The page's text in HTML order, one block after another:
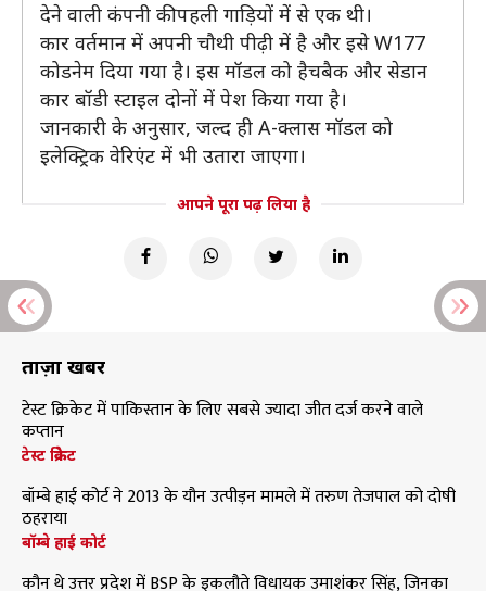
देने वाली कंपनी की पहली गाड़ियों में से एक थी।
कार वर्तमान में अपनी चौथी पीढ़ी में है और इसे W177
कोडनेम दिया गया है। इस मॉडल को हैचबैक और सेडान
कार बॉडी स्टाइल दोनों में पेश किया गया है।
जानकारी के अनुसार, जल्द ही A-क्लास मॉडल को
इलेक्ट्रिक वेरिएंट में भी उतारा जाएगा।
आपने पूरा पढ़ लिया है
ताज़ा खबरें
टेस्ट क्रिकेट में पाकिस्तान के लिए सबसे ज्यादा जीत दर्ज करने वाले
कप्तान
टेस्ट क्रिकेट
बॉम्बे हाई कोर्ट ने 2013 के यौन उत्पीड़न मामले में तरुण तेजपाल को दोषी
ठहराया
बॉम्बे हाई कोर्ट
कौन थे उत्तर प्रदेश में BSP के इकलौते विधायक उमाशंकर सिंह, जिनका